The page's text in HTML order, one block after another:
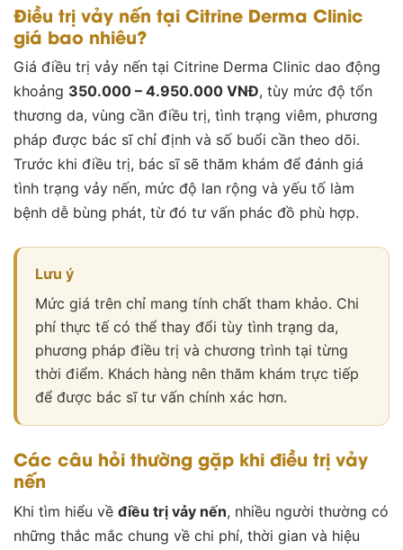
Điều trị vảy nến tại Citrine Derma Clinic
giá bao nhiêu?
Giá điều trị vảy nến tại Citrine Derma Clinic dao động
khoảng 350.000 – 4.950.000 VNĐ, tùy mức độ tổn
thương da, vùng cần điều trị, tình trạng viêm, phương
pháp được bác sĩ chỉ định và số buổi cần theo dõi.
Trước khi điều trị, bác sĩ sẽ thăm khám để đánh giá
tình trạng vảy nến, mức độ lan rộng và yếu tố làm
bệnh dễ bùng phát, từ đó tư vấn phác đồ phù hợp.
Lưu ý
Mức giá trên chỉ mang tính chất tham khảo. Chi
phí thực tế có thể thay đổi tùy tình trạng da,
phương pháp điều trị và chương trình tại từng
thời điểm. Khách hàng nên thăm khám trực tiếp
để được bác sĩ tư vấn chính xác hơn.
Các câu hỏi thường gặp khi điều trị vảy
nến
Khi tìm hiểu về điều trị vảy nến, nhiều người thường có
những thắc mắc chung về chi phí, thời gian và hiệu